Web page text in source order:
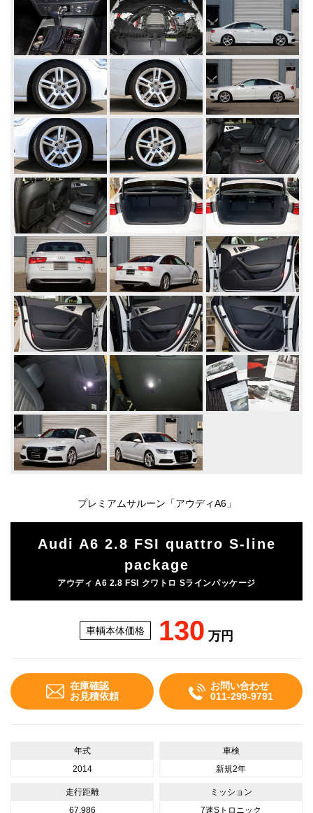
プレミアムサルーン「アウディA6」
Audi A6 2.8 FSI quattro S-line
package
アウディ A6 2.8 FSI クワトロ Sラインパッケージ
車輌本体価格 130 万円
在庫確認
お見積依頼
お問い合わせ
011-299-9791
年式
2014
車検
新規2年
走行距離
67,986
ミッション
7速Sトロニック